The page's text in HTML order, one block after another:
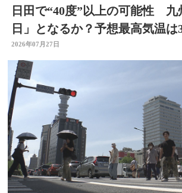
日田で“40度”以上の可能性 九
日」となるか？予想最高気温
2026年07月27日